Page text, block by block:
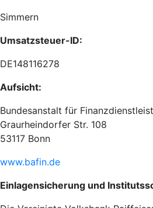
Simmern
Umsatzsteuer-ID:
DE148116278
Aufsicht:
Bundesanstalt für
Graurheindorfer Str. 108
53117 Bonn
www.bafin.de
Einlagensicherung und